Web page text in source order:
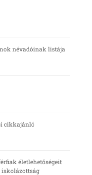
névadóinak listája
cikkajánló
életlehetőségeit
iskolázottság